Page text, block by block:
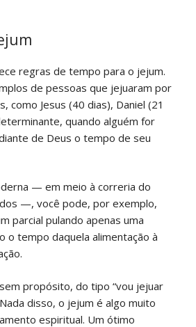
regras de tempo para o jejum.
de pessoas que jejuaram por
como Jesus (40 dias), Daniel (21
quando alguém for
de Deus o tempo de seu
— em meio à correria do
—, você pode, por exemplo,
parcial pulando apenas uma
o tempo daquela alimentação à
propósito, do tipo “vou jejuar
disso, o jejum é algo muito
espiritual. Um ótimo